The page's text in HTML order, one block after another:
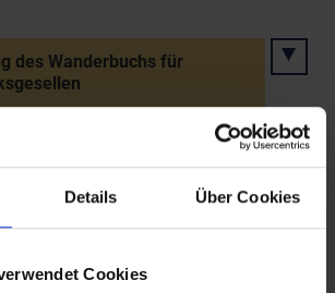
Details Über Cookies
Cookies
des Wanderbuchs für